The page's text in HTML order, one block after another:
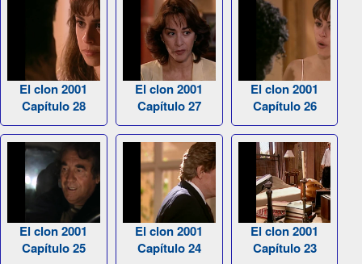
El clon 2001
Capítulo 28
El clon 2001
Capítulo 27
El clon 2001
Capítulo 26
El clon 2001
Capítulo 25
El clon 2001
Capítulo 24
El clon 2001
Capítulo 23